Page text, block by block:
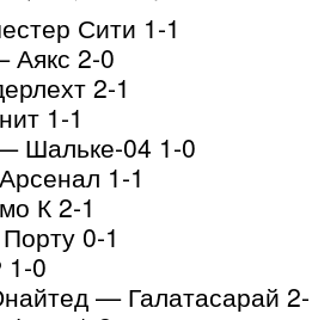
Сити 1-1
Аякс 2-0
2-1
1-1
Шальке-04 1-0
1-1
К 2-1
0-1
0
— Галатасарай